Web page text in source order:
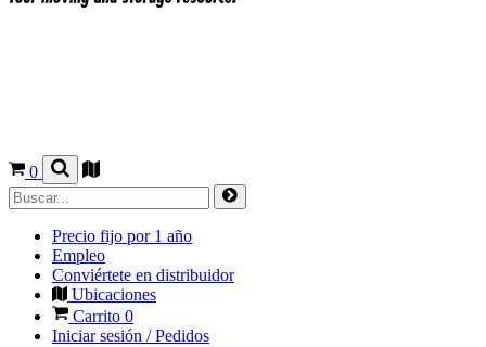
0
Precio fijo por 1 año
Empleo
Conviértete en distribuidor
Ubicaciones
Carrito 0
Iniciar sesión / Pedidos